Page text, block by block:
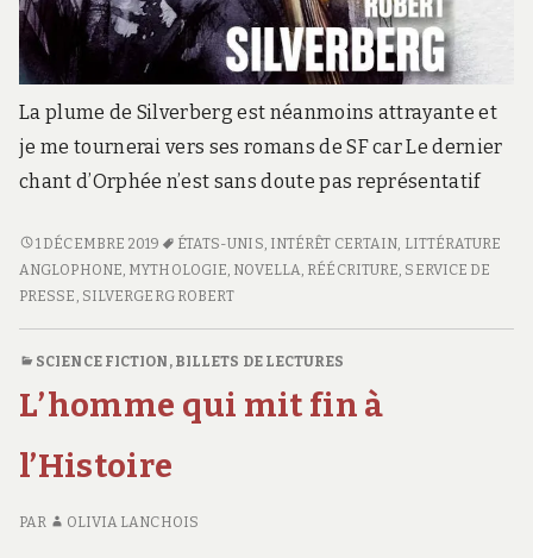
La plume de Silverberg est néanmoins attrayante et
je me tournerai vers ses romans de SF car Le dernier
chant d’Orphée n’est sans doute pas représentatif
LE
DERNIER
CHANT
1 DÉCEMBRE 2019 ÉTATS-UNIS INTÉRÊT CERTAIN LITTÉRATURE
ANGLOPHONE MYTHOLOGIE NOVELLA RÉÉCRITURE SERVICE DE
PRESSE SILVERGERG ROBERT
SCIENCE FICTION , BILLETS DE LECTURES
L’homme qui mit fin à
l’Histoire
PAR OLIVIA LANCHOIS